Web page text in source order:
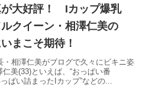
が大好評！ Iカップ爆乳
クイーン・相澤仁美の
まこそ期待！
・相澤仁美がブログで久々にビキニ姿
美(33)といえば、“おっぱい番
ぱい詰まったIカップ”などの...